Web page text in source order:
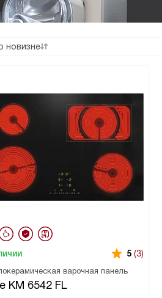
новизне
варочная панель
KM 6542 FL
5 (3)